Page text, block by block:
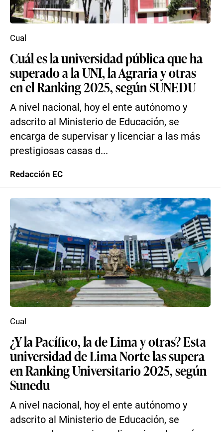
Cuál es la universidad pública que ha
superado a la UNI, la Agraria y otras
en el Ranking 2025, según SUNEDU
A nivel nacional, hoy el ente autónomo y
adscrito al Ministerio de Educación, se
encarga de supervisar y licenciar a las más
prestigiosas casas d...
Cual
Redacción EC
¿Y la Pacífico, la de Lima y otras? Esta
universidad de Lima Norte las supera
en Ranking Universitario 2025, según
Sunedu
A nivel nacional, hoy el ente autónomo y
adscrito al Ministerio de Educación, se
Cual